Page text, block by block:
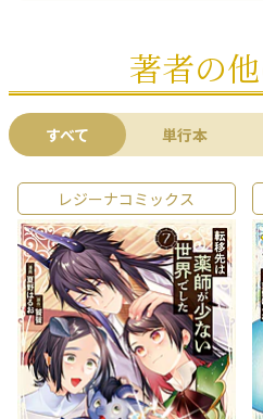
著者の
すべて 単行本
レジーナコミックス